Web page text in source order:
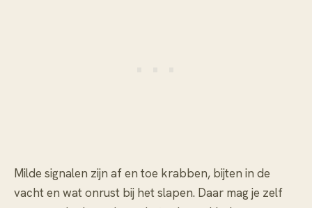
Milde signalen zijn af en toe krabben, bijten in de
vacht en wat onrust bij het slapen. Daar mag je zelf